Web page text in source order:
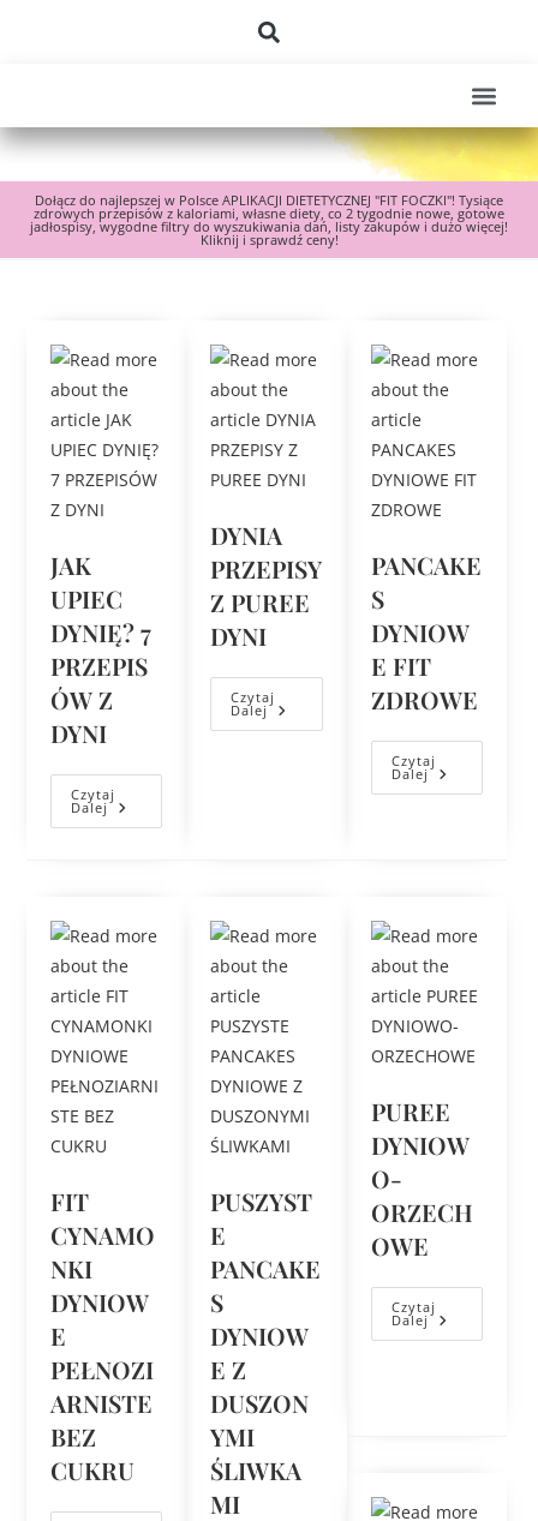
Dołącz do najlepszej w Polsce APLIKACJI DIETETYCZNEJ "FIT FOCZKI"! Tysiące
zdrowych przepisów z kaloriami, własne diety, co 2 tygodnie nowe, gotowe
jadłospisy, wygodne filtry do wyszukiwania dań, listy zakupów i dużo więcej!
Kliknij i sprawdź ceny!
JAK
UPIEC
DYNIĘ? 7
PRZEPIS
ÓW Z
DYNI
Czytaj
Dalej
DYNIA
PRZEPISY
Z PUREE
DYNI
Czytaj
Dalej
PANCAKE
S
DYNIOW
E FIT
ZDROWE
Czytaj
Dalej
FIT
CYNAMO
NKI
DYNIOW
E
PEŁNOZI
ARNISTE
BEZ
CUKRU
PUSZYST
E
PANCAKE
S
DYNIOW
E Z
DUSZON
YMI
ŚLIWKA
MI
PUREE
DYNIOW
O-
ORZECH
OWE
Czytaj
Dalej